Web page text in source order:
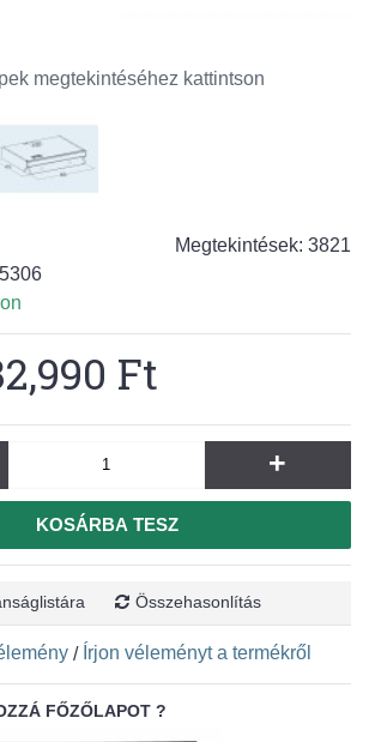
megtekintéséhez kattintson
Megtekintések: 3821
Ft
+
KOSÁRBA TESZ
Összehasonlítás
/ Írjon véleményt a termékről
FŐZŐLAPOT ?